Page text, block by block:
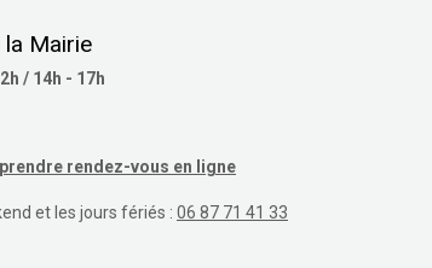
Mairie
/ 14h - 17h
prendre rendez-vous en ligne
et les jours fériés : 06 87 71 41 33